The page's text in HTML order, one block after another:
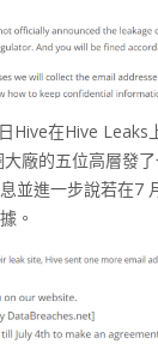
Hive在Hive Leaks
廠的五位高層發
並進一步說若在7
。